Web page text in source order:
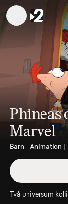
Phineas
Marvel
Barn | Animation
Två universum